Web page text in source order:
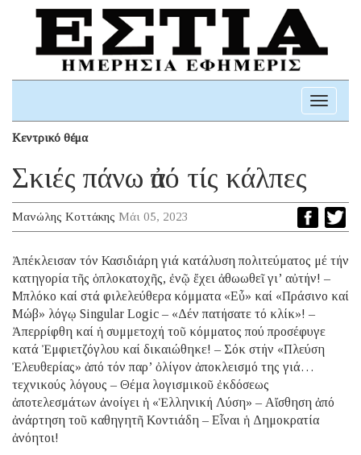
Toggle
Κεντρικό θέμα
Σκιές πάνω ἀπό τίς κάλπες
Μανώλης Κοττάκης Μάι 05, 2023
Ἀπέκλεισαν τόν Κασιδιάρη γιά κατάλυση πολιτεύματος μέ τήν
κατηγορία τῆς ὁπλοκατοχῆς, ἐνῷ ἔχει ἀθωωθεῖ γι’ αὐτήν! –
Μπλόκο καί στά φιλελεύθερα κόμματα «Εὖ» καί «Πράσινο καί
Μώβ» λόγῳ Singular Logic – «Δέν πατήσατε τό κλίκ»! –
Ἀπερρίφθη καί ἡ συμμετοχή τοῦ κόμματος πού προσέφυγε
κατά Ἐμφιετζόγλου καί δικαιώθηκε! – Σόκ στήν «Πλεύση
Ἐλευθερίας» ἀπό τόν παρ’ ὀλίγον ἀποκλεισμό της γιά…
τεχνικούς λόγους – Θέμα λογισμικοῦ ἐκδόσεως
ἀποτελεσμάτων ἀνοίγει ἡ «Ἑλληνική Λύση» – Αἴσθηση ἀπό
ἀνάρτηση τοῦ καθηγητῆ Κοντιάδη – Εἶναι ἡ Δημοκρατία
ἀνόητοι!